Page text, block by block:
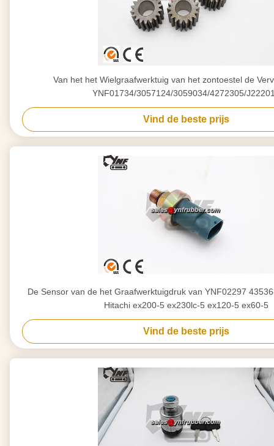
Van het het Wielgraafwerktuig van het zontoestel de
YNF01734/3057124/3059034/4272305/
Vind de beste prijs
De Sensor van de het Graafwerktuigdruk van YNF02297
Hitachi ex200-5 ex230lc-5 ex120-5 ex60-5
Vind de beste prijs